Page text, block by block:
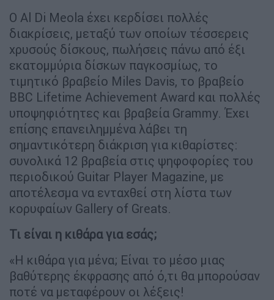
Ο Al Di Meola έχει κερδίσει πολλές
διακρίσεις, μεταξύ των οποίων τέσσερεις
χρυσούς δίσκους, πωλήσεις πάνω από έξι
εκατομμύρια δίσκων παγκοσμίως, το
τιμητικό βραβείο Miles Davis, το βραβείο
BBC Lifetime Achievement Award και πολλές
υποψηφιότητες και βραβεία Grammy. Έχει
επίσης επανειλημμένα λάβει τη
σημαντικότερη διάκριση για κιθαρίστες:
συνολικά 12 βραβεία στις ψηφοφορίες του
περιοδικού Guitar Player Magazine, με
αποτέλεσμα να ενταχθεί στη λίστα των
κορυφαίων Gallery of Greats.
Τι είναι η κιθάρα για εσάς;
«Η κιθάρα για μένα; Είναι το μέσο μιας
βαθύτερης έκφρασης από ό,τι θα μπορούσαν
ποτέ να μεταφέρουν οι λέξεις!